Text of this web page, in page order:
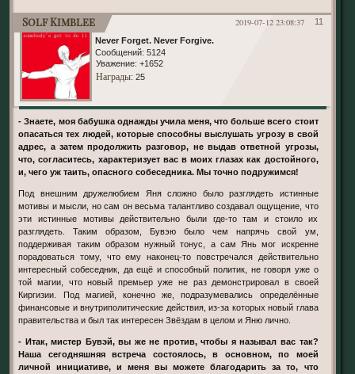
11
2019-07-12 23:08:37
Solf Kimblee
Never Forget. Never Forgive.
Сообщений: 5124
Уважение: +1652
Награды: 25
- Знаете, моя бабушка однажды учила меня, что больше всего стоит
опасаться тех людей, которые способны выслушать угрозу в свой
адрес, а затем продолжить разговор, не выдав ответной угрозы,
что, согласитесь, характеризует вас в моих глазах как достойного,
и, чего уж таить, опасного собеседника. Мы точно подружимся!
Под внешним дружелюбием Яня сложно было разглядеть истинные
мотивы и мысли, но сам он весьма талантливо создавал ощущение, что
эти истинные мотивы действительно были где-то там и стоило их
разглядеть. Таким образом, Бувэю было чем напрячь свой ум,
поддерживая таким образом нужный тонус, а сам Янь мог искренне
порадоваться тому, что ему наконец-то повстречался действительно
интересный собеседник, да ещё и способный политик, не говоря уже о
той магии, что новый премьер уже не раз демонстрировал в своей
Киргизии. Под магией, конечно же, подразумевались определённые
финансовые и внутриполитические действия, из-за которых новый глава
правительства и был так интересен Звёздам в целом и Яню лично.
- Итак, мистер Бувэй, вы же не против, чтобы я называл вас так?
Наша сегодняшняя встреча состоялось, в основном, по моей
личной инициативе, и меня вы можете благодарить за то, что